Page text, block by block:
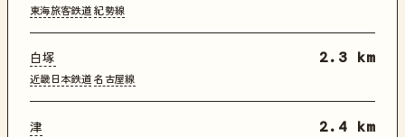
東海旅客鉄道 紀勢線
白塚
近畿日本鉄道 名古屋線
2.3 km
津 2.4 km